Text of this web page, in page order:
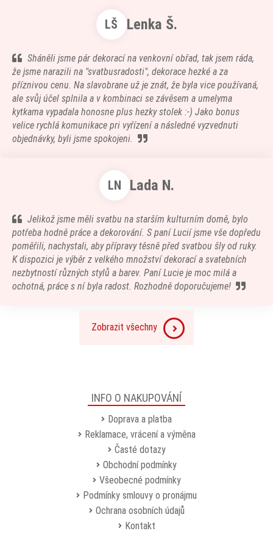
LŠ Lenka Š.
Sháněli jsme pár dekorací na venkovní obřad, tak jsem ráda,
že jsme narazili na "svatbusradosti", dekorace hezké a za
příznivou cenu. Na slavobrane už je znát, že byla vice používaná,
ale svůj účel splnila a v kombinaci se závěsem a umelyma
kytkama vypadala honosne plus hezky stolek :-) Jako bonus
velice rychlá komunikace pri vyřízení a následné vyzvednuti
objednávky, byli jsme spokojeni.
LN Lada N.
Jelikož jsme měli svatbu na starším kulturním domě, bylo
potřeba hodně práce a dekorování. S paní Lucií jsme vše dopředu
poměřili, nachystali, aby přípravy těsně před svatbou šly od ruky.
K dispozici je výběr z velkého množství dekorací a svatebních
nezbytností různých stylů a barev. Paní Lucie je moc milá a
ochotná, práce s ní byla radost. Rozhodně doporučujeme!
Zobrazit všechny
INFO O NAKUPOVÁNÍ
Doprava a platba
Reklamace, vrácení a výměna
Časté dotazy
Obchodní podmínky
Všeobecné podmínky
Podmínky smlouvy o pronájmu
Ochrana osobních údajů
Kontakt